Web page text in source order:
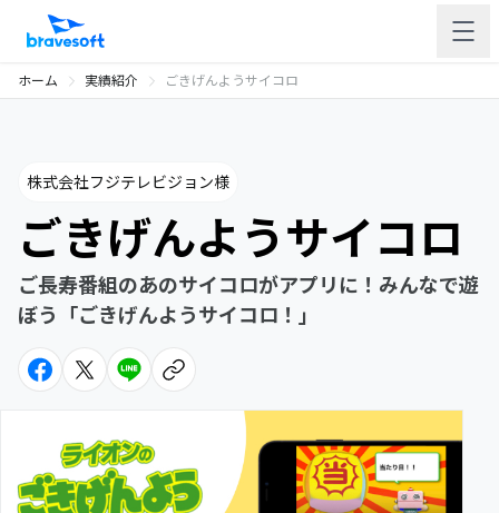
ホーム 実績紹介 ごきげんようサイコロ
株式会社フジテレビジョン様
ごきげんようサイコロ
ご長寿番組のあのサイコロがアプリに！みんなで遊
ぼう「ごきげんようサイコロ！」